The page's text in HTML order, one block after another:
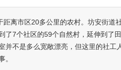
距离市区20多公里的农村。坊安街道
了7个社区的59个自然村，延伸到了
并不是多么宽敞漂亮，但这里的社工
。